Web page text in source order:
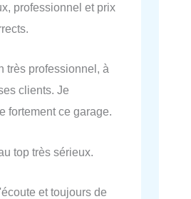
professionnel et prix
très professionnel, à
clients. Je
fortement ce garage.
top très sérieux.
et toujours de